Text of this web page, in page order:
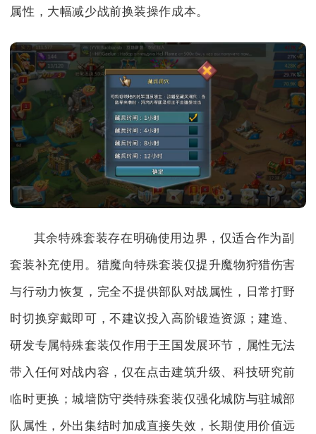
属性，大幅减少战前换装操作成本。
其余特殊套装存在明确使用边界，仅适合作为副
套装补充使用。猎魔向特殊套装仅提升魔物狩猎伤害
与行动力恢复，完全不提供部队对战属性，日常打野
时切换穿戴即可，不建议投入高阶锻造资源；建造、
研发专属特殊套装仅作用于王国发展环节，属性无法
带入任何对战内容，仅在点击建筑升级、科技研究前
临时更换；城墙防守类特殊套装仅强化城防与驻城部
队属性，外出集结时加成直接失效，长期使用价值远